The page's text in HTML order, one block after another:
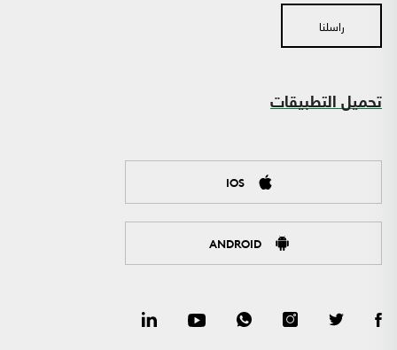
راسلنا
تحميل التطبيقات
IOS
ANDROID